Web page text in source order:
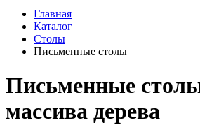
Главная
Каталог
Столы
Письменные столы
Письменные
массива дерева